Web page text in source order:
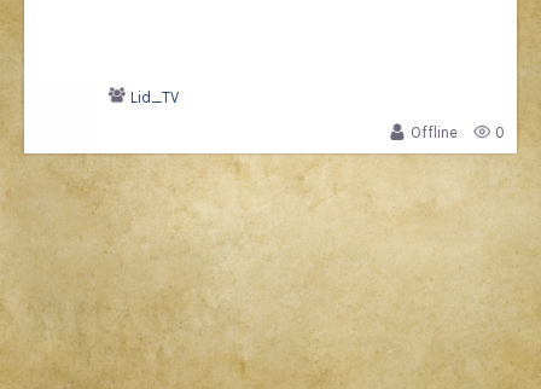
Lid_TV
Offline
0